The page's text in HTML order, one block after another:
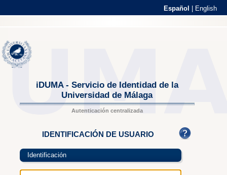
Español English
iDUMA - Servicio de Identidad de la
Universidad de Málaga
Autenticación centralizada
IDENTIFICACIÓN DE USUARIO
Identificación